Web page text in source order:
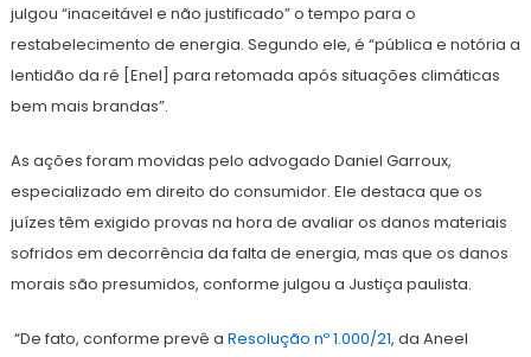
julgou “inaceitável e não justificado” o tempo para o
restabelecimento de energia. Segundo ele, é “pública e notória a
lentidão da ré [Enel] para retomada após situações climáticas
bem mais brandas”.
As ações foram movidas pelo advogado Daniel Garroux,
especializado em direito do consumidor. Ele destaca que os
juízes têm exigido provas na hora de avaliar os danos materiais
sofridos em decorrência da falta de energia, mas que os danos
morais são presumidos, conforme julgou a Justiça paulista.
“De fato, conforme prevê a Resolução nº 1.000/21, da Aneel